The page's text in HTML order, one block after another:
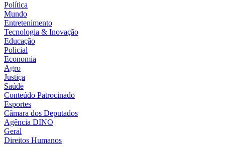
Política
Mundo
Entretenimento
Tecnologia & Inovação
Educação
Policial
Economia
Agro
Justiça
Saúde
Conteúdo Patrocinado
Esportes
Câmara dos Deputados
Agência DINO
Geral
Direitos Humanos